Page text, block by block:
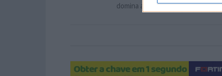
domina as tabelas da DXOMark